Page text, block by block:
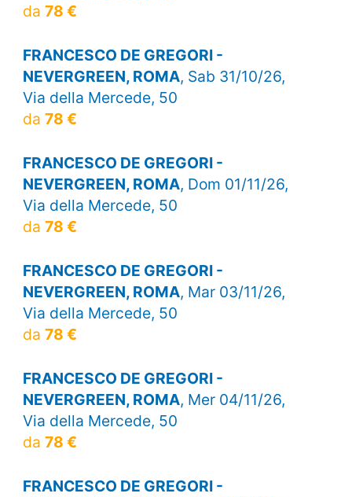
da 78 €
FRANCESCO DE GREGORI -
NEVERGREEN, ROMA, Sab 31/10/26,
Via della Mercede, 50
da 78 €
FRANCESCO DE GREGORI -
NEVERGREEN, ROMA, Dom 01/11/26,
Via della Mercede, 50
da 78 €
FRANCESCO DE GREGORI -
NEVERGREEN, ROMA, Mar 03/11/26,
Via della Mercede, 50
da 78 €
FRANCESCO DE GREGORI -
NEVERGREEN, ROMA, Mer 04/11/26,
Via della Mercede, 50
da 78 €
FRANCESCO DE GREGORI -